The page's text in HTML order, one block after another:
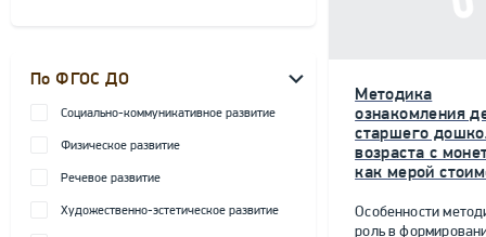
По ФГОС ДО
Социально-коммуникативное развитие
Физическое развитие
Речевое развитие
Художественно-эстетическое развитие
Методика
ознакомления
старшего
возраста с
как мерой
Особенности
роль в